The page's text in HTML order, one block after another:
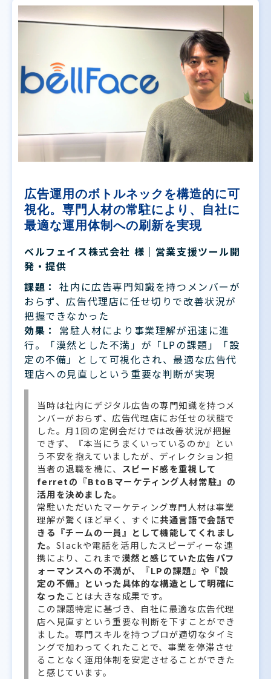
広告運用のボトルネックを構造的に可
視化。専門人材の常駐により、自社に
最適な運用体制への刷新を実現
ベルフェイス株式会社 様｜営業支援ツール開
発・提供
課題：社内に広告専門知識を持つメンバーが
おらず、広告代理店に任せ切りで改善状況が
把握できなかった
効果： 常駐人材により事業理解が迅速に進
行。「漠然とした不満」が「LPの課題」「設
定の不備」として可視化され、最適な広告代
理店への見直しという重要な判断が実現
当時は社内にデジタル広告の専門知識を持つメ
ンバーがおらず、広告代理店にお任せの状態で
した。月1回の定例会だけでは改善状況が把握
できず、『本当にうまくいっているのか』とい
う不安を抱えていましたが、ディレクション担
当者の退職を機に、 スピード感を重視して
ferretの『BtoBマーケティング人材常駐』の
活用を決めました。
常駐いただいたマーケティング専門人材は事業
理解が驚くほど早く、すぐに共通言語で会話で
きる『チームの一員』として機能してくれまし
た。 Slackや電話を活用したスピーディーな連
携により、これまで漠然と感じていた広告パフ
ォーマンスへの不満が、『LPの課題』や『設
定の不備』といった具体的な構造として明確に
なったことは大きな成果です。
この課題特定に基づき、自社に最適な広告代理
店へ見直すという重要な判断を下すことができ
ました。専門スキルを持つプロが適切なタイミ
ングで加わってくれたことで、事業を停滞させ
ることなく運用体制を安定させることができた
と感じています。